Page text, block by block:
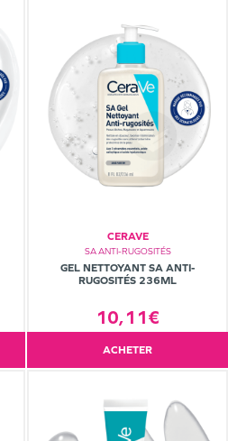
CERAVE
SA ANTI-RUGOSITÉS
GEL NETTOYANT SA ANTI-
RUGOSITÉS 236ML
10,11€
ACHETER